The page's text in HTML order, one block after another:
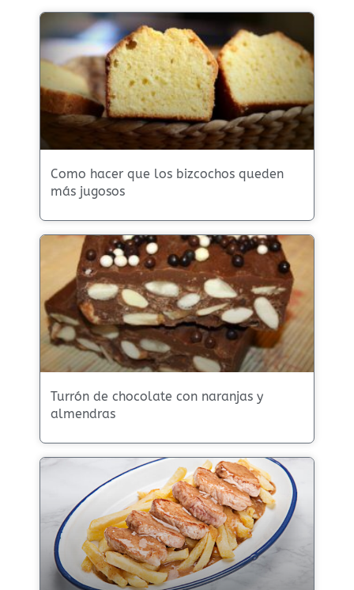
Como hacer que los bizcochos queden
más jugosos
Turrón de chocolate con naranjas y
almendras